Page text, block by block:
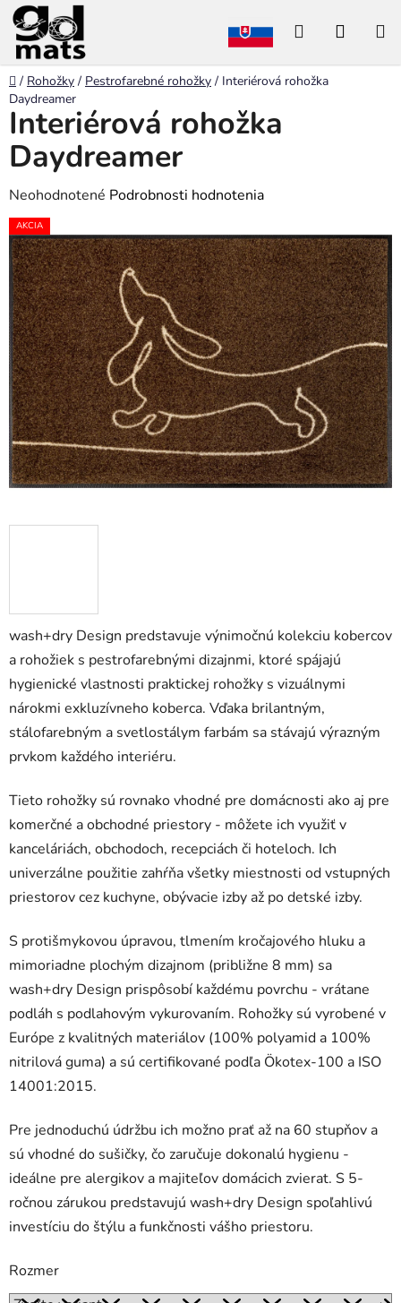
Prejsť
na
obsah
Hľadať
Domov
/ Rohožky / Pestrofarebné rohožky / Interiérová rohožka
Daydreamer
wash+dry Design predstavuje výnimočnú kolekciu kobercov
a rohožiek s pestrofarebnými dizajnmi, ktoré spájajú
hygienické vlastnosti praktickej rohožky s vizuálnymi
nárokmi exkluzívneho koberca. Vďaka brilantným,
stálofarebným a svetlostálym farbám sa stávajú výrazným
prvkom každého interiéru.
Tieto rohožky sú rovnako vhodné pre domácnosti ako aj pre
komerčné a obchodné priestory - môžete ich využiť v
kanceláriách, obchodoch, recepciách či hoteloch. Ich
univerzálne použitie zahŕňa všetky miestnosti od vstupných
priestorov cez kuchyne, obývacie izby až po detské izby.
S protišmykovou úpravou, tlmením kročajového hluku a
mimoriadne plochým dizajnom (približne 8 mm) sa
wash+dry Design prispôsobí každému povrchu - vrátane
podláh s podlahovým vykurovaním. Rohožky sú vyrobené v
Európe z kvalitných materiálov (100% polyamid a 100%
nitrilová guma) a sú certifikované podľa Ökotex-100 a ISO
14001:2015.
Pre jednoduchú údržbu ich možno prať až na 60 stupňov a
sú vhodné do sušičky, čo zaručuje dokonalú hygienu -
ideálne pre alergikov a majiteľov domácich zvierat. S 5-
ročnou zárukou predstavujú wash+dry Design spoľahlivú
investíciu do štýlu a funkčnosti vášho priestoru.
Rozmer
Interiérová rohožka
Daydreamer
Priemerné
hodnotenie
produktu
je
0,0
z
5
hviezdičiek.
Neohodnotené Podrobnosti hodnotenia
AKCIA